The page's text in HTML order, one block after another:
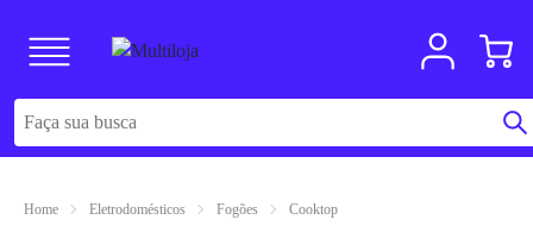
Home Eletrodomésticos Fogões Cooktop